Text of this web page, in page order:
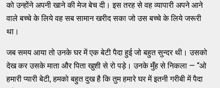
को उन्होंने अपनी खाने की मेज बेच दी। इस तरह से वह व्यापारी अपने आने
वाले बच्चे के लिये वह सब सामान खरीद सका जो उस बच्चे के लिये जरूरी
था।
जब समय आया तो उनके घर में एक बेटी पैदा हुई जो बहुत सुन्दर थी। उसको
देख कर उसके माता और पिता खुशी से रो पड़े। उनके मुँह से निकला — “ओ
हमारी प्यारी बेटी, हमको बहुत दुख है कि तुम हमारे घर में इतनी गरीबी में पैदा